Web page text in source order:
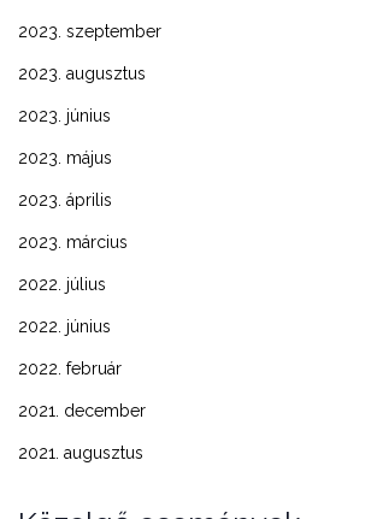
2023. szeptember
2023. augusztus
2023. június
2023. május
2023. április
2023. március
2022. július
2022. június
2022. február
2021. december
2021. augusztus